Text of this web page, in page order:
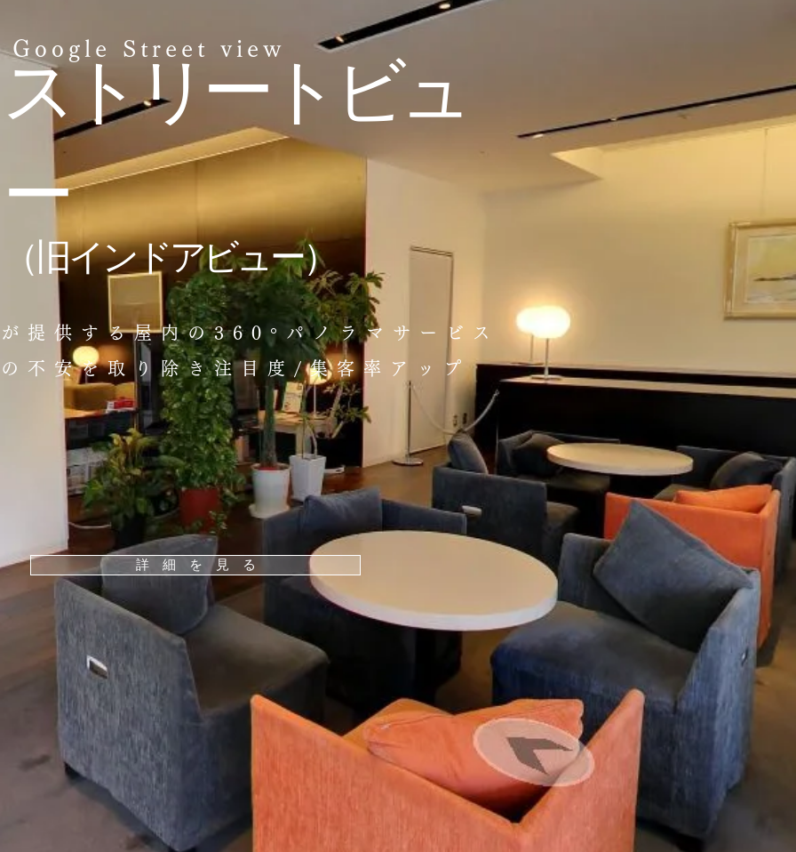
Google Street view
​ストリートビュ
ー
（旧インドアビュー）
提供する屋内の360°パノラマサービス
不安を取り除き注目度/集客率アップ​
詳 細 を 見 る